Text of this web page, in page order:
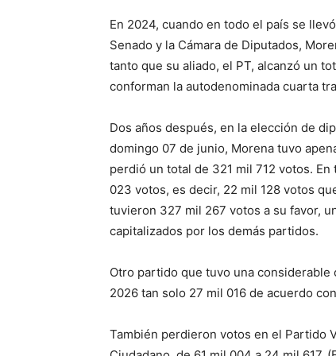
En 2024, cuando en todo el país se
Senado y la Cámara de Diputados,
tanto que su aliado, el PT, alcanzó un
conforman la autodenominada cuarta
Dos años después, en la elección de
domingo 07 de junio, Morena tuvo
perdió un total de 321 mil 712 votos.
023 votos, es decir, 22 mil 128 votos
tuvieron 327 mil 267 votos a su favor,
capitalizados por los demás partidos.
Otro partido que tuvo una
2026 tan solo 27 mil 016 de acuerdo
También perdieron votos en el Partido